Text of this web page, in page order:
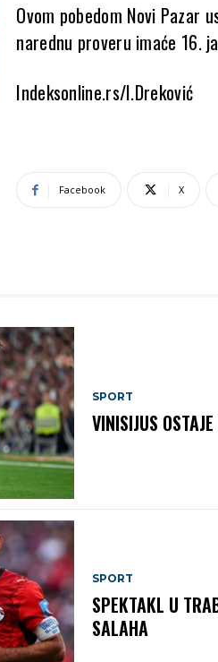
Ovom pobedom Novi Pazar
narednu proveru imaće 16.
Indeksonline.rs/I.Dreković
Facebook X
SPORT
VINISIJUS
SPORT
SPEKTAKL U
SALAHA